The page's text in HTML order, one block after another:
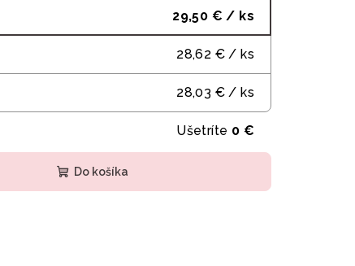
29,50 € / ks
28,62 € / ks
28,03 € / ks
Ušetríte 0 €
Do košíka